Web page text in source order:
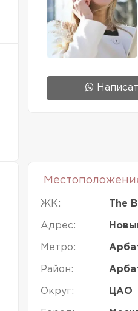
ЖК: The
Адрес:
Метро:
Район:
Округ: ЦАО